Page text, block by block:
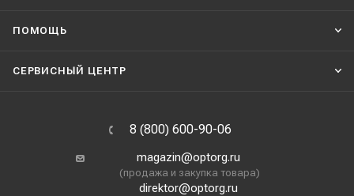
ПОМОЩЬ
СЕРВИСНЫЙ ЦЕНТР
8 (800) 600-90-06
magazin@optorg.ru
(продажа и закупка товара)
direktor@optorg.ru